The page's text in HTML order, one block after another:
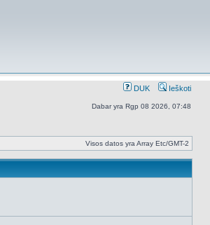
DUK Ieškoti
Dabar yra Rgp 08 2026, 07:48
Visos datos yra Array Etc/GMT-2